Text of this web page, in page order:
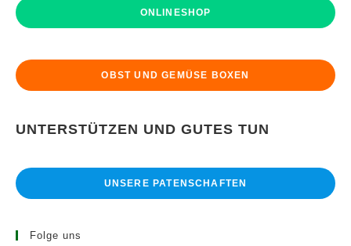
ONLINESHOP
OBST UND GEMÜSE BOXEN
UNTERSTÜTZEN UND GUTES TUN
UNSERE PATENSCHAFTEN
Folge uns